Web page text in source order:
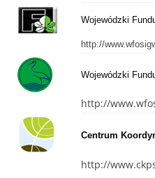
Wojewódzki
http://
Wojewódzki
http://
Centrum
http://